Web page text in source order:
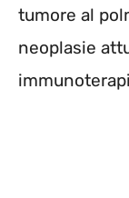
tumore al
neoplasie